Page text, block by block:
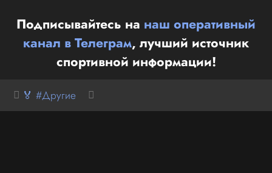
Подписывайтесь на наш оперативный
канал в Телеграм, лучший источник
спортивной информации!
🏅 #Другие